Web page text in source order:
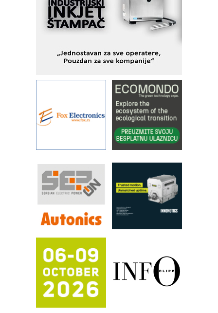
Fleksibilno stezanje i brzo
podešavanje u proizvodnji prototipova
KIP KOP – napredna rešenja za
objekte
Alba d.o.o. – 35 godina preciznosti u
IBeRTIM - oprema za ispitivanje
kontrole kvaliteta
STAUFF – Komponente koje
povećavaju pouzdanost hidrauličkih
pouzdanost u transferu fluida
Filtration Group Industrial – Napredna
rešenja za filtraciju u hidrauličkim i
procesnim sistemima
RILINEX kompanije Rittal
FANUC: Najbolje za vašu pametnu
Efikasno upravljanje energijom
Automatizacija pakovanja · Display
(Shelf-Ready) omotnice
Potpuna efikasnost bez složenih
sistema
Trajna oznaka kao dugoročna korist